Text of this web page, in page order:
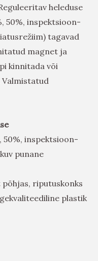
heleduse
50%, inspektsioon-
tagavad
magnet ja
kinnitada või
Valmistatud
50%, inspektsioon-
punane
riputuskonks
plastik